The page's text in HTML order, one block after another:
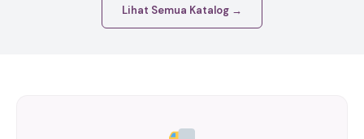
Lihat Semua Katalog →